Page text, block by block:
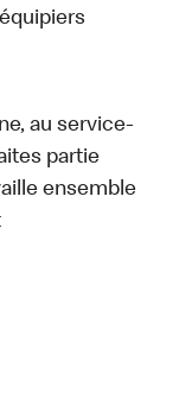
au service-
partie
ensemble